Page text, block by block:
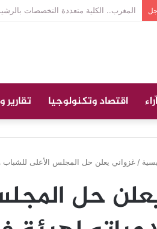
جموع غفيرة تؤدي صلاة الجنازة على
آراء اقتصاد وتكنولوجيا
/ غزواني يعلن حل المجلس الأعلى للشباب
حل